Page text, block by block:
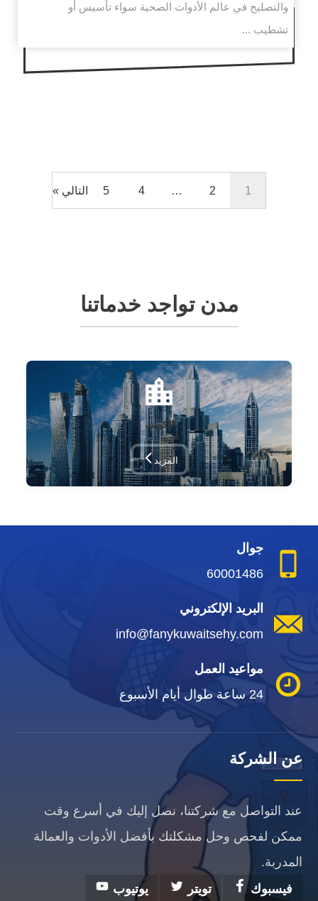
والتصليح في عالم الأدوات الصحية سواء تأسيس أو
تشطيب ...
1
2
…
4
5 التالي »
مدن تواجد خدماتنا
الكويت
المزيد
جوال
60001486
البريد الإلكتروني
info@fanykuwaitsehy.com
مواعيد العمل
24 ساعة طوال أيام الأسبوع
عن الشركة
عند التواصل مع شركتنا، نصل إليك في أسرع وقت
ممكن لفحص وحل مشكلتك بأفضل الأدوات والعمالة
المدربة.
فيسبوك
تويتر يوتيوب